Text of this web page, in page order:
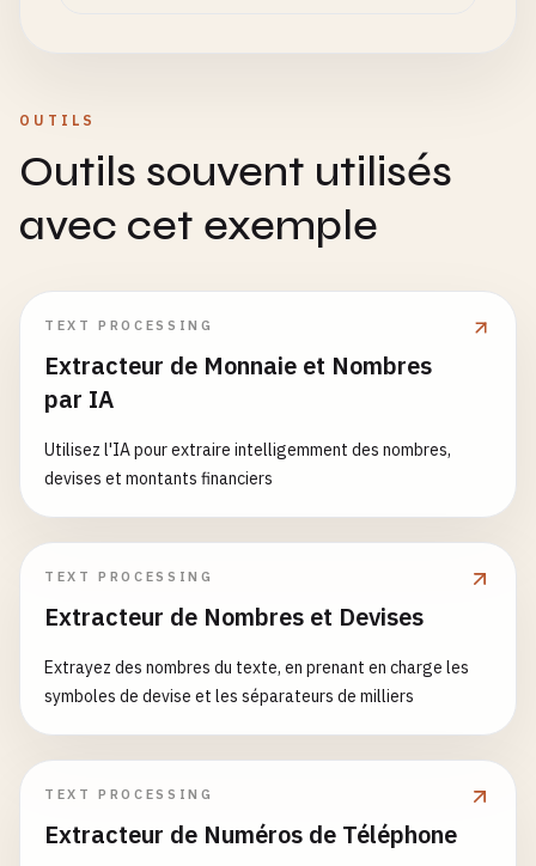
OUTILS
Outils souvent utilisés
avec cet exemple
TEXT PROCESSING
Extracteur de Monnaie et Nombres
par IA
Utilisez l'IA pour extraire intelligemment des nombres,
devises et montants financiers
TEXT PROCESSING
Extracteur de Nombres et Devises
Extrayez des nombres du texte, en prenant en charge les
symboles de devise et les séparateurs de milliers
TEXT PROCESSING
Extracteur de Numéros de Téléphone